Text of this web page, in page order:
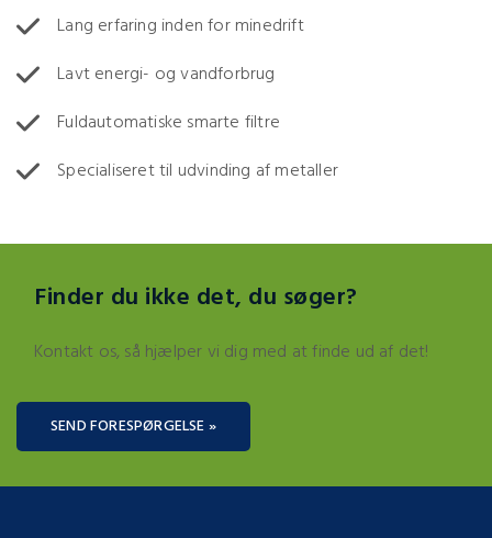
Lang erfaring inden for minedrift
Lavt energi- og vandforbrug
Fuldautomatiske smarte filtre
Specialiseret til udvinding af metaller
Finder du ikke det, du søger?
Kontakt os, så hjælper vi dig med at finde ud af det!
SEND FORESPØRGELSE »